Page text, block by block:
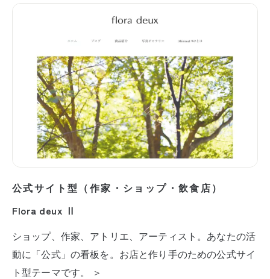
公式サイト型（作家・ショップ・飲食店）
Flora deux Ⅱ
ショップ、作家、アトリエ、アーティスト。あなたの活
動に「公式」の看板を。お店と作り手のための公式サイ
ト型テーマです。 ＞